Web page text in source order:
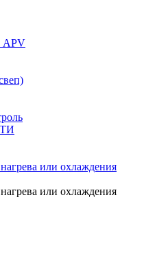
APV
ТИ
или охлаждения
или охлаждения